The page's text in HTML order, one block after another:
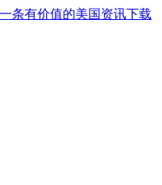
条有价值的美国资讯下载